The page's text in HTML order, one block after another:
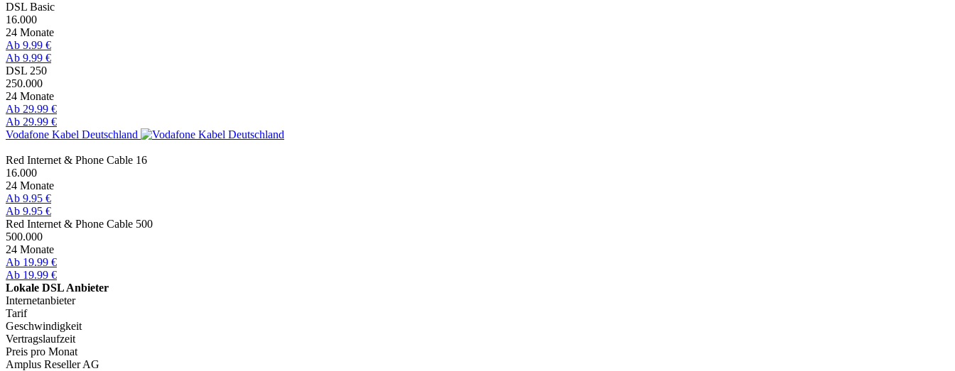
DSL Basic
16.000
24 Monate
Ab 9.99 €
Ab 9.99 €
DSL 250
250.000
24 Monate
Ab 29.99 €
Ab 29.99 €
Vodafone Kabel Deutschland
Red Internet & Phone Cable 16
16.000
24 Monate
Ab 9.95 €
Ab 9.95 €
Red Internet & Phone Cable 500
500.000
24 Monate
Ab 19.99 €
Ab 19.99 €
Lokale DSL Anbieter
Internetanbieter
Tarif
Geschwindigkeit
Vertragslaufzeit
Preis pro Monat
Amplus Reseller AG